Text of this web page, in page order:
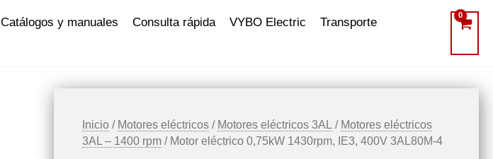
Catálogos y manuales Consulta rápida VYBO Electric
Transporte
Inicio / Motores eléctricos / Motores eléctricos 3AL / Motores eléctricos
3AL – 1400 rpm / Motor eléctrico 0,75kW 1430rpm, IE3, 400V 3AL80M-4